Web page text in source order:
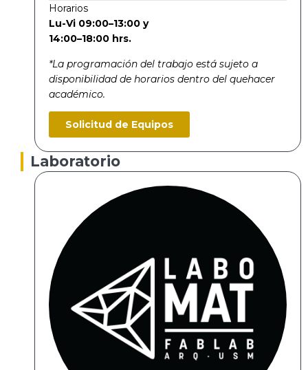
Horarios
Lu-Vi 09:00–13:00 y
14:00–18:00 hrs.
*La programación del trabajo está sujeto a
disponibilidad de horarios dentro del quehacer
académico.
Solicitud de Equipos
Laboratorio